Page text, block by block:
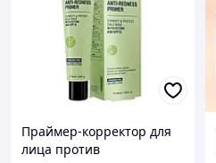
Праймер-корректор для
лица против